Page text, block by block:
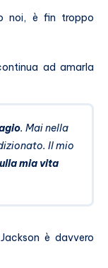
noi, è fin troppo
ad amarla
. Mai nella
Il mio
mia vita
è davvero